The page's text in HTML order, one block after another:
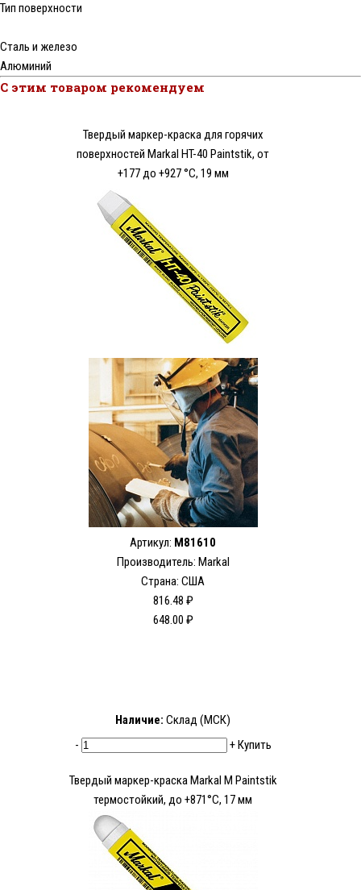
Тип поверхности
Сталь и железо
Алюминий
С этим товаром рекомендуем
Твердый маркер-краска для горячих
поверхностей Markal HT-40 Paintstik, от
+177 до +927 °C, 19 мм
Артикул: M81610
Производитель: Markal
Страна: США
816.48 ₽
648.00 ₽
Наличие: Склад (МСК)
-
+Купить
Твердый маркер-краска Markal M Paintstik
термостойкий, до +871°C, 17 мм